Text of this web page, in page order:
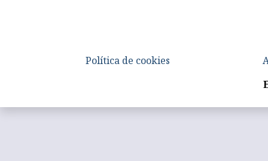
Política de cookies